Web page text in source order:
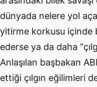
dünyada nelere yol
yitirme korkusu içinde
ederse ya da daha
Anlaşılan başbakan
ettiği çılgın eğilimleri